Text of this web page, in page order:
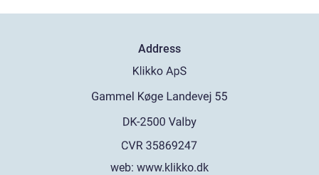
Address
web: www.klikko.dk